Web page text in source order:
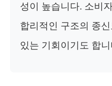
성이 높습니다. 소비
합리적인 구조의 종
있는 기회이기도 합니